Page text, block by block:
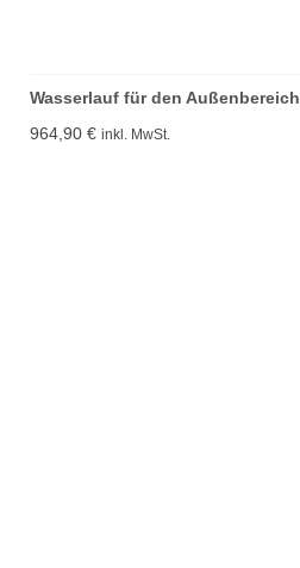
Wasserlauf für den Außenbereich
964,90 € inkl. MwSt.